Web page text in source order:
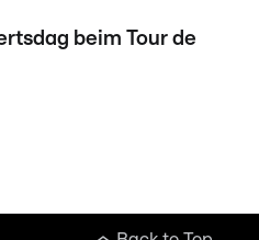
beim Tour de